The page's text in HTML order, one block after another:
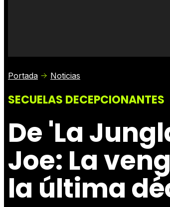
Portada Noticias
SECUELAS DECEPCIONANTES
De 'La
Joe: La
la última